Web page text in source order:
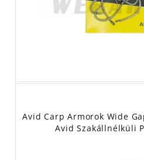
Avid Carp Armorok Wide
Avid Szakállnélküli